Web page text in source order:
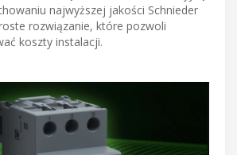
najwyższej jakości Schnieder
rozwiązanie, które pozwoli
koszty instalacji.